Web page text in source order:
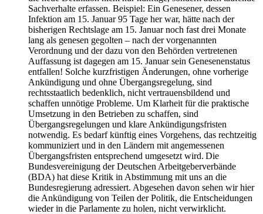
Sachverhalte erfassen. Beispiel: Ein Genesener, dessen
Infektion am 15. Januar 95 Tage her war, hätte nach der
bisherigen Rechtslage am 15. Januar noch fast drei Monate
lang als genesen gegolten – nach der vorgenannten
Verordnung und der dazu von den Behörden vertretenen
Auffassung ist dagegen am 15. Januar sein Genesenenstatus
entfallen! Solche kurzfristigen Änderungen, ohne vorherige
Ankündigung und ohne Übergangsregelung, sind
rechtsstaatlich bedenklich, nicht vertrauensbildend und
schaffen unnötige Probleme. Um Klarheit für die praktische
Umsetzung in den Betrieben zu schaffen, sind
Übergangsregelungen und klare Ankündigungsfristen
notwendig. Es bedarf künftig eines Vorgehens, das rechtzeitig
kommuniziert und in den Ländern mit angemessenen
Übergangsfristen entsprechend umgesetzt wird. Die
Bundesvereinigung der Deutschen Arbeitgeberverbände
(BDA) hat diese Kritik in Abstimmung mit uns an die
Bundesregierung adressiert. Abgesehen davon sehen wir hier
die Ankündigung von Teilen der Politik, die Entscheidungen
wieder in die Parlamente zu holen, nicht verwirklicht.